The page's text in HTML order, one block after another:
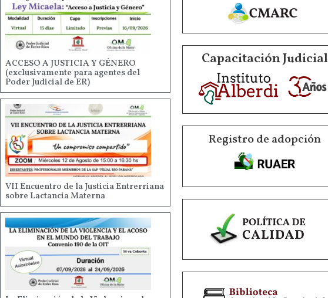
ACCESO A JUSTICIA Y GÉNERO
(exclusivamente para agentes del
Poder Judicial de ER)
VII Encuentro de la Justicia Entrerriana
sobre Lactancia Materna
Capacitación Judicial
Registro de adopción